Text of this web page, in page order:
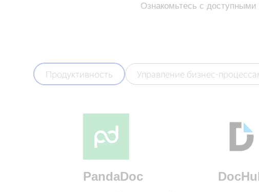
Ознакомьтесь с
Продуктивность Управление бизнес-
PandaDoc